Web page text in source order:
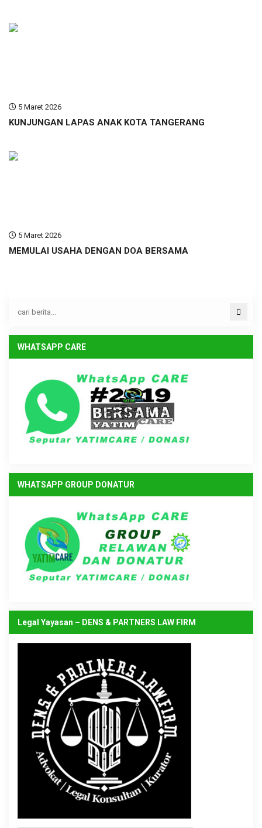
5 Maret 2026
KUNJUNGAN LAPAS ANAK KOTA TANGERANG
5 Maret 2026
MEMULAI USAHA DENGAN DOA BERSAMA
WHATSAPP CARE
WHATSAPP GROUP DONATUR
Legal Yayasan – DENS & PARTNERS LAW FIRM